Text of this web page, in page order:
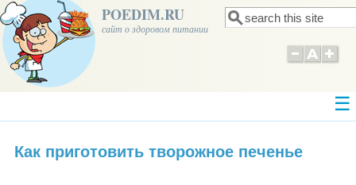
POEDIM.RU
сайт о здоровом питании Форма поиска
Поиск
Как приготовить творожное печенье